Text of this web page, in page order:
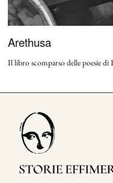
Arethusa
Il libro scomparso delle poesie di